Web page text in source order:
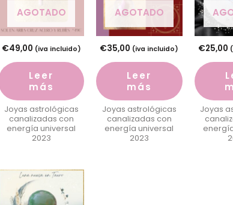
AGOTADO
€49,00 (iva incluido)
Leer
más
Joyas astrológicas
canalizadas con
energía universal
2023
AGOTADO
€35,00 (iva incluido)
Leer
más
Joyas astrológicas
canalizadas con
energía universal
2023
€25,00
Joyas